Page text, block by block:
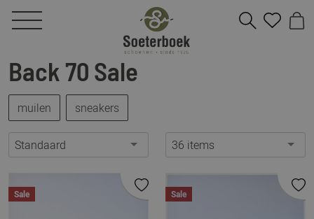
Back 70 Sale
muilen sneakers
Standaard 36 items
Sale Sale